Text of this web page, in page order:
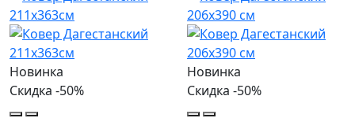
Новинка
Скидка -50%
Новинка
Скидка -50%